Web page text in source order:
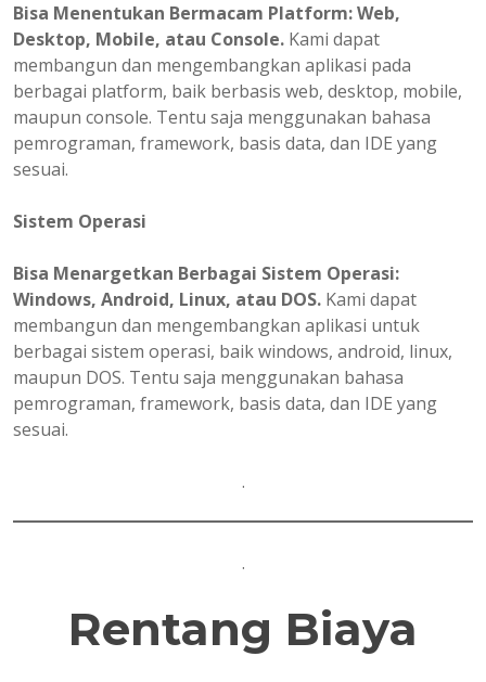
Bisa Menentukan Bermacam Platform: Web,
Desktop, Mobile, atau Console. Kami dapat
membangun dan mengembangkan aplikasi pada
berbagai platform, baik berbasis web, desktop, mobile,
maupun console. Tentu saja menggunakan bahasa
pemrograman, framework, basis data, dan IDE yang
sesuai.
Sistem Operasi
Bisa Menargetkan Berbagai Sistem Operasi:
Windows, Android, Linux, atau DOS. Kami dapat
membangun dan mengembangkan aplikasi untuk
berbagai sistem operasi, baik windows, android, linux,
maupun DOS. Tentu saja menggunakan bahasa
pemrograman, framework, basis data, dan IDE yang
sesuai.
.
.
Rentang Biaya